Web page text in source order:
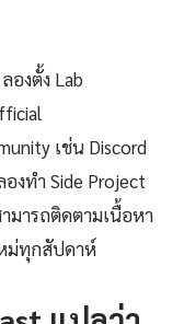
องตั้ง Lab
เช่น Discord
งทำ Side Project
มารถติดตามเนื้อหา
ม่ทุกสัปดาห์